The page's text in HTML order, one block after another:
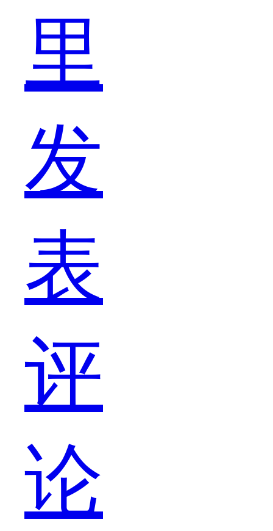
被
流
传
下
来
里
发
表
评
论